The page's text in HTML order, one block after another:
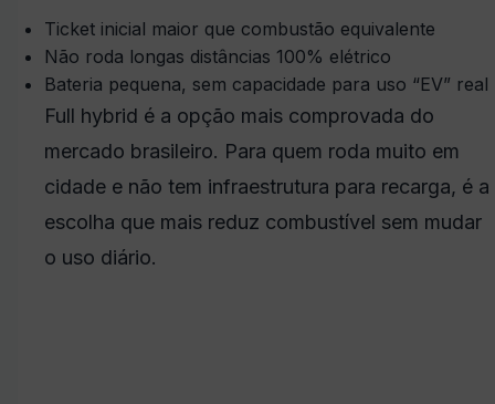
Ticket inicial maior que combustão equivalente
Não roda longas distâncias 100% elétrico
Bateria pequena, sem capacidade para uso “EV” real
Full hybrid é a opção mais comprovada do
mercado brasileiro. Para quem roda muito em
cidade e não tem infraestrutura para recarga, é a
escolha que mais reduz combustível sem mudar
o uso diário.